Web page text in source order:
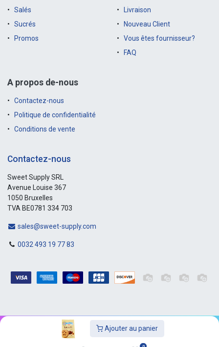
Ajouter au panier
0
Salés
Sucrés
Promos
Livraison
Nouveau Client
Vous êtes fournisseur?
FAQ
A propos de-nous
Contactez-nous
Politique de confidentialité
Conditions de vente
Contactez-nous
Sweet Supply SRL
Avenue Louise 367
1050 Bruxelles
TVA BE0781 334 703
sales@sweet-supply.com
0032 493 19 77 83
Copyright © Sweet-Supply